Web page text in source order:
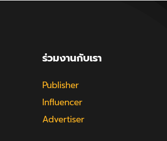
ร่วมงานกับเรา
Publisher
Influencer
Advertiser